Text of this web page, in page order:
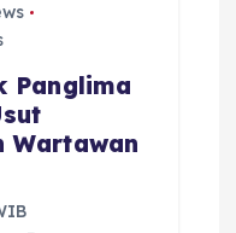
Panglima
Wartawan